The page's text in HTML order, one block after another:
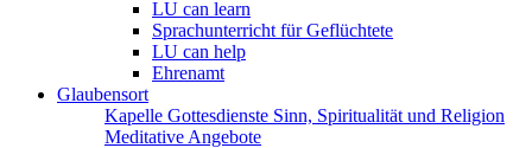
LU can learn
Sprachunterricht für Geflüchtete
LU can help
Ehrenamt
Glaubensort
Kapelle Gottesdienste Sinn, Spiritualität und Religion
Meditative Angebote